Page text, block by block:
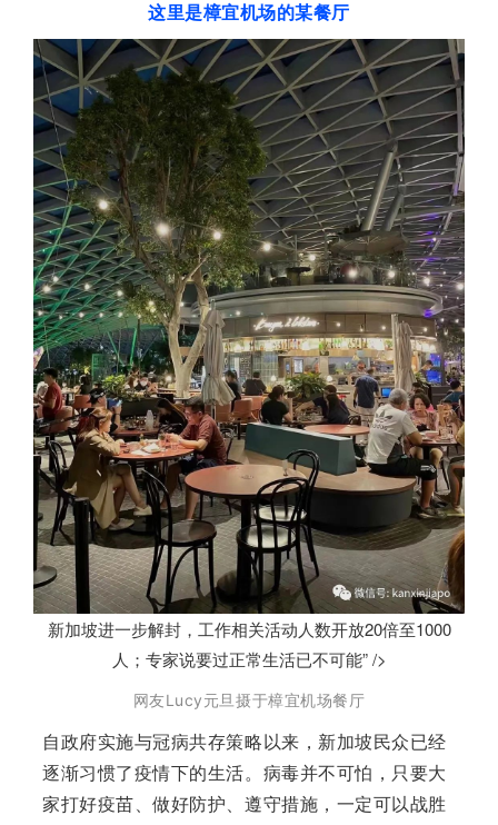
这里是樟宜机场的某餐厅
新加坡进一步解封，工作相关活动人数开放20倍至1000
人；专家说要过正常生活已不可能” />
网友Lucy元旦摄于樟宜机场餐厅
自政府实施与冠病共存策略以来， 新加坡民众已经
逐渐习惯了疫情下的生活。病毒并不可怕，只要大
家打好疫苗、做好防护、遵守措施，一定可以战胜